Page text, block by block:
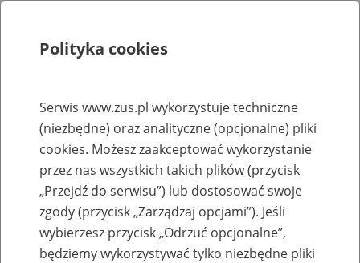
Rejestry, ewidencje i archiwa
Baza zlikwidowanych lub
przekształconych zakładów pracy
Nazwa zakładu pracy:
Polityka cookies
Serwis www.zus.pl wykorzystuje techniczne
(niezbędne) oraz analityczne (opcjonalne) pliki
cookies. Możesz zaakceptować wykorzystanie
przez nas wszystkich takich plików (przycisk
„Przejdź do serwisu”) lub dostosować swoje
zgody (przycisk „Zarządzaj opcjami”). Jeśli
wybierzesz przycisk „Odrzuć opcjonalne”,
będziemy wykorzystywać tylko niezbędne pliki